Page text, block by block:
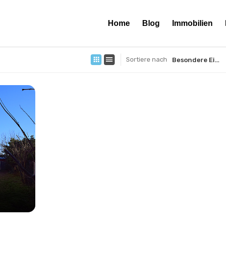
Home Blog Immobilien
Sortiere nach Besondere Eigenschaft